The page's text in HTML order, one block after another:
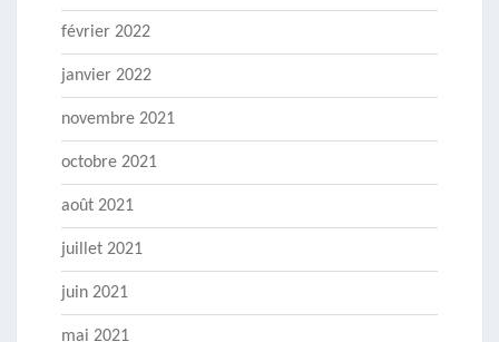
février 2022
janvier 2022
novembre 2021
octobre 2021
août 2021
juillet 2021
juin 2021
mai 2021